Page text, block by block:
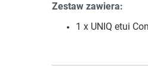
Zestaw zawiera:
1 x UNIQ etui